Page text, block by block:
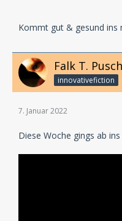
Kommt gut & gesund ins
Falk T.
innovativefiction
7. Januar 2022
Diese Woche gings ab